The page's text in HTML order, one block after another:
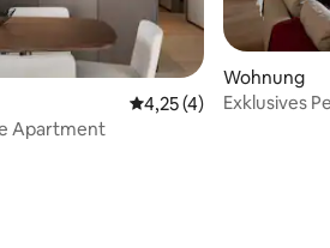
Durchschnittliche
4,25 (4)
Apartment
Wohnung
Exklusives